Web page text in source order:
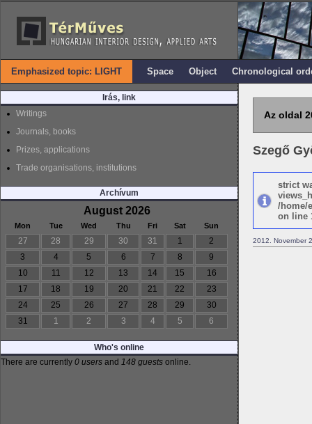
Emphasized topic: LIGHT Space Object Chronological
Irás, link
Writings
Journals, books
Prizes, applications
Trade organisations, institutions
Archívum
August 2026
Mon Tue Wed Thu Fri Sat Sun
27 28 29 30 31 1
2
3
4 5 6 7 8
9
10
11 12 13 14 15
16
17
18 19 20 21 22
23
24
25 26 27 28 29
30
31
1 2 3 4 5 6
Who's online
There are currently 0 users and 148 guests online.
Az oldal
Szegő
strict
/home/
on line
2012. November